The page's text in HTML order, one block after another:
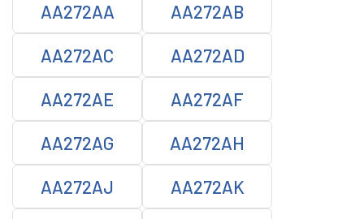
AA272AA AA272AB
AA272AC AA272AD
AA272AE AA272AF
AA272AG AA272AH
AA272AJ AA272AK